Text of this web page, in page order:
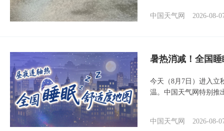
中国天气网 2026-08-
暑热消减！全国
今天（8月7日）进入立
温。中国天气网特别推
中国天气网 2026-08-